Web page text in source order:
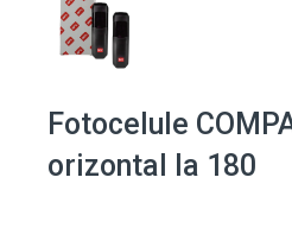
Fotocelule
orizontal la 180